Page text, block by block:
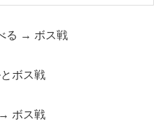
る → ボス戦
ボス戦
ボス戦